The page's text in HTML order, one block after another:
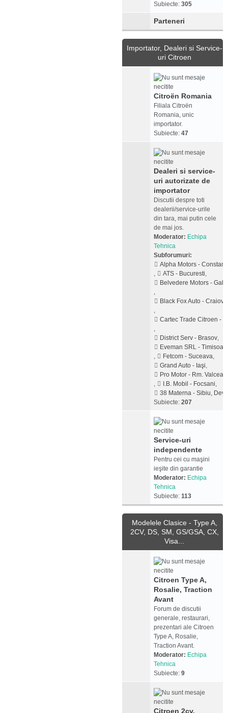
Subiecte: 305
Parteneri
Importator, Dealeri si Service-
uri Citroen
Citroën Romania
Filiala Citroën
Romania, unic
importator.
Subiecte: 47
Dealeri si service-
uri autorizate de
importator
Discutii despre toti
dealerii/service-urile
din tara, mai putin cele
de mai jos.
Moderator: Echipa
Tehnica
Subforumuri:
Alpha Motors -
,
ATS - Bucuresti,
Belvedere Motors -
,
Black Fox Auto - Craiova
,
Cartec Trade Citroen -
,
District Serv - Brasov,
Eveman SRL -
,
Fetcom - Suceava,
Grand Auto - Iaşi,
Pro Motor - Rm. Valcea
,
I.B. Mobil - Focsani,
38 Materna - Sibiu, Deva
Subiecte: 207
Service-uri
independente
Pentru cei cu maşini
ieşite din garantie
Moderator: Echipa
Tehnica
Subiecte: 113
Modelele Clasice - Type A,
2CV, DS, SM, GS/GSA, CX,
Visa...
Citroen Type A,
Rosalie, Traction
Avant
Forum de discutii
generale, restaurari,
prezentari ale Citroen
Type A, Rosalie,
Traction Avant.
Moderator: Echipa
Tehnica
Subiecte: 9
Citroen 2cv,